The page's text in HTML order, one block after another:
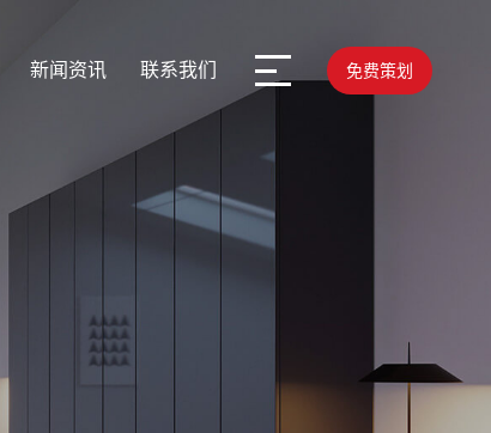
新闻资讯 联系我们 免费策划